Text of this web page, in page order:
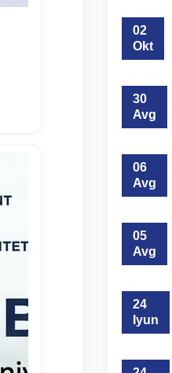
02
Okt
30
Avg
06
Avg
05
Avg
24
Iyun